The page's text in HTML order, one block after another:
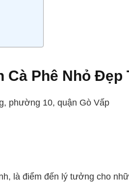
Cà Phê Nhỏ Đẹp
phường 10, quận Gò Vấp
là điểm đến lý tưởng cho